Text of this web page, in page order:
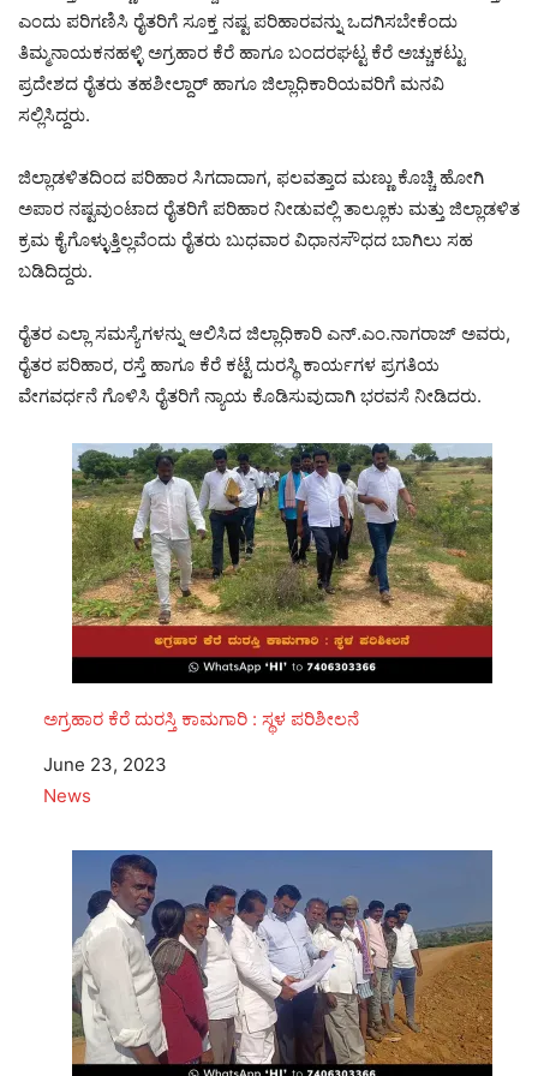
ಎಂದು ಪರಿಗಣಿಸಿ ರೈತರಿಗೆ ಸೂಕ್ತ ನಷ್ಟ ಪರಿಹಾರವನ್ನು ಒದಗಿಸಬೇಕೆಂದು
ತಿಮ್ಮನಾಯಕನಹಳ್ಳಿ ಅಗ್ರಹಾರ ಕೆರೆ ಹಾಗೂ ಬಂದರಘಟ್ಟ ಕೆರೆ ಅಚ್ಚುಕಟ್ಟು
ಪ್ರದೇಶದ ರೈತರು ತಹಶೀಲ್ದಾರ್ ಹಾಗೂ ಜಿಲ್ಲಾಧಿಕಾರಿಯವರಿಗೆ ಮನವಿ
ಸಲ್ಲಿಸಿದ್ದರು.
ಜಿಲ್ಲಾಡಳಿತದಿಂದ ಪರಿಹಾರ ಸಿಗದಾದಾಗ, ಫಲವತ್ತಾದ ಮಣ್ಣು ಕೊಚ್ಚಿ ಹೋಗಿ
ಅಪಾರ ನಷ್ಟವುಂಟಾದ ರೈತರಿಗೆ ಪರಿಹಾರ ನೀಡುವಲ್ಲಿ ತಾಲ್ಲೂಕು ಮತ್ತು ಜಿಲ್ಲಾಡಳಿತ
ಕ್ರಮ ಕೈಗೊಳ್ಳುತ್ತಿಲ್ಲವೆಂದು ರೈತರು ಬುಧವಾರ ವಿಧಾನಸೌಧದ ಬಾಗಿಲು ಸಹ
ಬಡಿದಿದ್ದರು.
ರೈತರ ಎಲ್ಲಾ ಸಮಸ್ಯೆಗಳನ್ನು ಆಲಿಸಿದ ಜಿಲ್ಲಾಧಿಕಾರಿ ಎನ್.ಎಂ.ನಾಗರಾಜ್ ಅವರು,
ರೈತರ ಪರಿಹಾರ, ರಸ್ತೆ ಹಾಗೂ ಕೆರೆ ಕಟ್ಟೆ ದುರಸ್ಥಿ ಕಾರ್ಯಗಳ ಪ್ರಗತಿಯ
ವೇಗವರ್ಧನೆ ಗೊಳಿಸಿ ರೈತರಿಗೆ ನ್ಯಾಯ ಕೊಡಿಸುವುದಾಗಿ ಭರವಸೆ ನೀಡಿದರು.
ಅಗ್ರಹಾರ ಕೆರೆ ದುರಸ್ತಿ ಕಾಮಗಾರಿ : ಸ್ಥಳ ಪರಿಶೀಲನೆ
Date
June 23, 2023
In relation to
News